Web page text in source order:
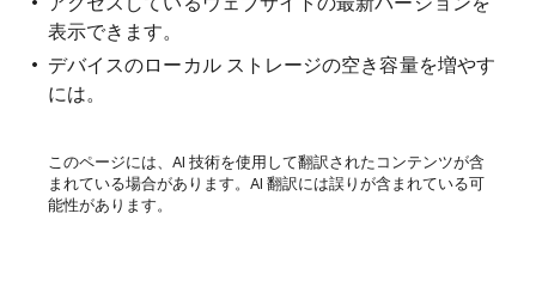
表示できます。
デバイスのローカル ストレージの空き容量を増やす
には。
このページには、AI 技術を使用して翻訳されたコンテンツが含
まれている場合があります。AI 翻訳には誤りが含まれている可
能性があります。